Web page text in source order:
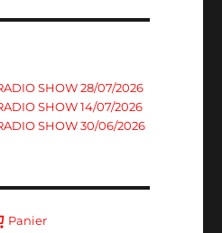
SHOW 28/07/2026
SHOW 14/07/2026
SHOW 30/06/2026
Panier